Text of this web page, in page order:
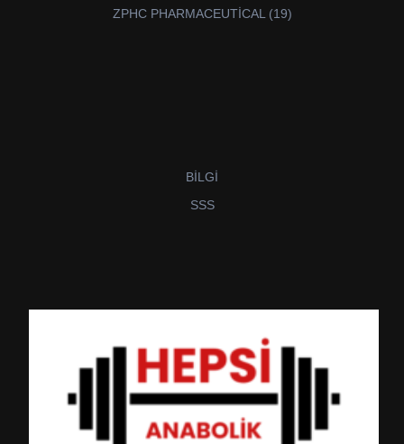
ZPHC PHARMACEUTİCAL 1919
BİLGİ
SSS